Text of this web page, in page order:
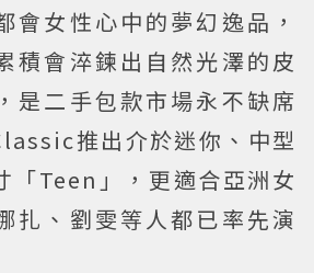
會女性心中的夢幻逸品，
積會淬鍊出自然光澤的皮
是二手包款市場永不缺席
推出介於迷你、中型
「Teen」，更適合亞洲女
扎、劉雯等人都已率先演